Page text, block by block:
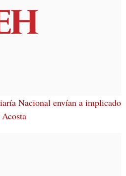
Nacional envían a implicado